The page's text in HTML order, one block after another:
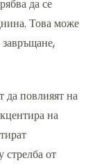
да се
Това може
да повлияят на
на
стрелба от